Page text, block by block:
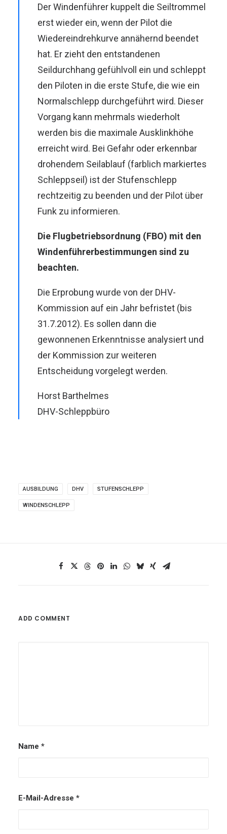
Der Windenführer kuppelt die Seiltrommel
erst wieder ein, wenn der Pilot die
Wiedereindrehkurve annähernd beendet
hat. Er zieht den entstandenen
Seildurchhang gefühlvoll ein und schleppt
den Piloten in die erste Stufe, die wie ein
Normalschlepp durchgeführt wird. Dieser
Vorgang kann mehrmals wiederholt
werden bis die maximale Ausklinkhöhe
erreicht wird. Bei Gefahr oder erkennbar
drohendem Seilablauf (farblich markiertes
Schleppseil) ist der Stufenschlepp
rechtzeitig zu beenden und der Pilot über
Funk zu informieren.
Die Flugbetriebsordnung (FBO) mit den
Windenführerbestimmungen sind zu
beachten.
Die Erprobung wurde von der DHV-
Kommission auf ein Jahr befristet (bis
31.7.2012). Es sollen dann die
gewonnenen Erkenntnisse analysiert und
der Kommission zur weiteren
Entscheidung vorgelegt werden.
Horst Barthelmes
DHV-Schleppbüro
AUSBILDUNG DHV STUFENSCHLEPP
WINDENSCHLEPP
ADD COMMENT
Name *
E-Mail-Adresse *